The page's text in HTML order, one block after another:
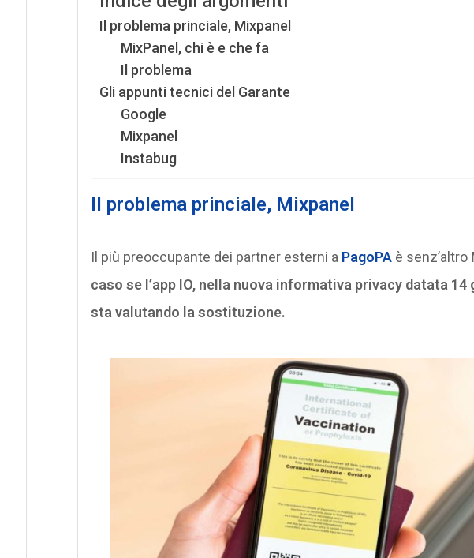
Il problema princiale, Mixpanel
MixPanel, chi è e che fa
Il problema
Gli appunti tecnici del Garante
Google
Mixpanel
Instabug
Il problema princiale, Mixpanel
Il più preoccupante dei partner esterni a PagoPAè senz’altro
caso se l’app IO, nella nuova informativa privacy datata 14
sta valutando la sostituzione.